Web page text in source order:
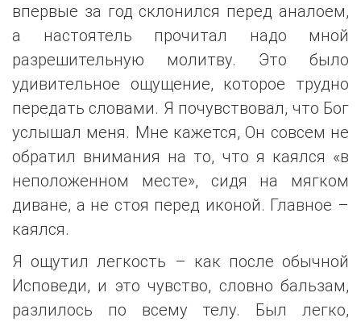
впервые за год склонился перед аналоем,
а настоятель прочитал надо мной
разрешительную молитву. Это было
удивительное ощущение, которое трудно
передать словами. Я почувствовал, что Бог
услышал меня. Мне кажется, Он совсем не
обратил внимания на то, что я каялся «в
неположенном месте», сидя на мягком
диване, а не стоя перед иконой. Главное –
каялся.
Я ощутил легкость – как после обычной
Исповеди, и это чувство, словно бальзам,
разлилось по всему телу. Был легко,